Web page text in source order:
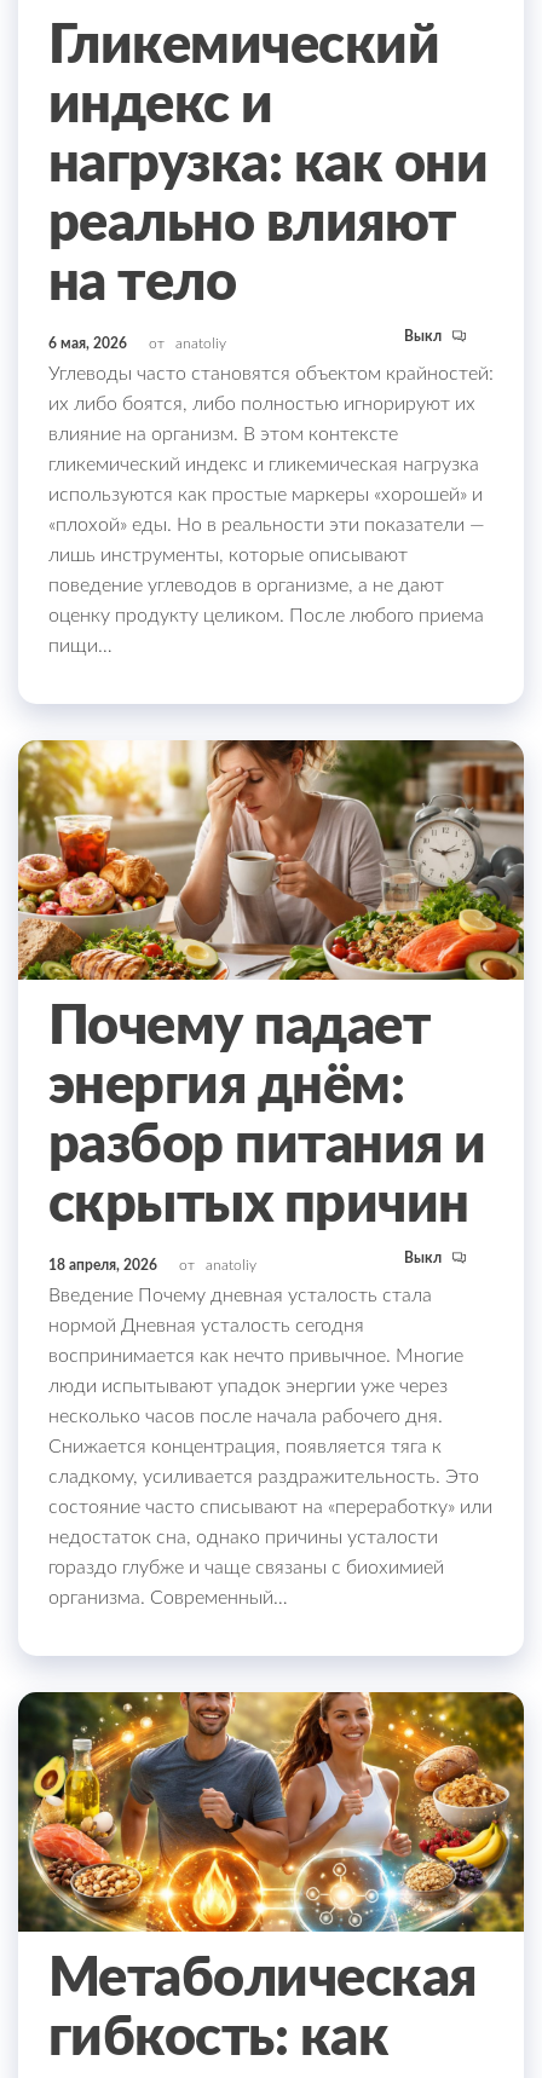
Гликемический
индекс и
нагрузка: как они
реально влияют
на тело
6 мая, 2026 от anatoliy Выкл
Углеводы часто становятся объектом крайностей:
их либо боятся, либо полностью игнорируют их
влияние на организм. В этом контексте
гликемический индекс и гликемическая нагрузка
используются как простые маркеры «хорошей» и
«плохой» еды. Но в реальности эти показатели —
лишь инструменты, которые описывают
поведение углеводов в организме, а не дают
оценку продукту целиком. После любого приема
пищи…
Почему падает
энергия днём:
разбор питания и
скрытых причин
18 апреля, 2026 от anatoliy Выкл
Введение Почему дневная усталость стала
нормой Дневная усталость сегодня
воспринимается как нечто привычное. Многие
люди испытывают упадок энергии уже через
несколько часов после начала рабочего дня.
Снижается концентрация, появляется тяга к
сладкому, усиливается раздражительность. Это
состояние часто списывают на «переработку» или
недостаток сна, однако причины усталости
гораздо глубже и чаще связаны с биохимией
организма. Современный…
Метаболическая
гибкость: как